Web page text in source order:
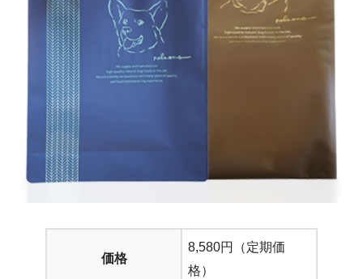
価格
8,580円（定期価
格）